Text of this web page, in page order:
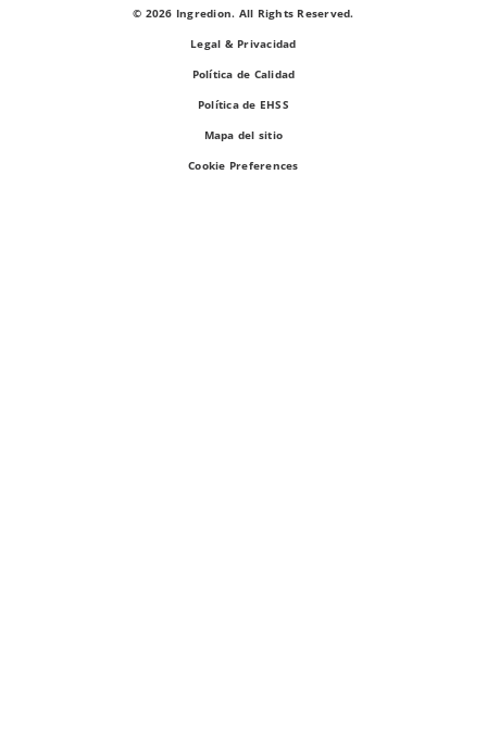
© 2026 Ingredion. All Rights Reserved.
Legal & Privacidad
Política de Calidad
Política de EHSS
Mapa del sitio
Cookie Preferences